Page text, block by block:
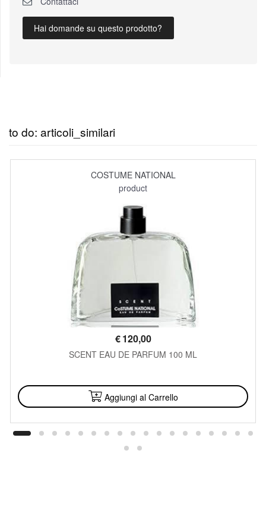
Hai domande su questo prodotto?
to do: articoli_similari
COSTUME NATIONAL
product
€120,00
SCENT EAU DE PARFUM 100 ML
Aggiungi al Carrello